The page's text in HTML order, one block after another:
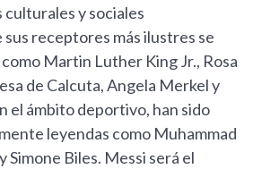
culturales y sociales
receptores más ilustres se
Martin Luther King Jr., Rosa
de Calcuta, Angela Merkel y
el ámbito deportivo, han sido
leyendas como Muhammad
Simone Biles. Messi será el